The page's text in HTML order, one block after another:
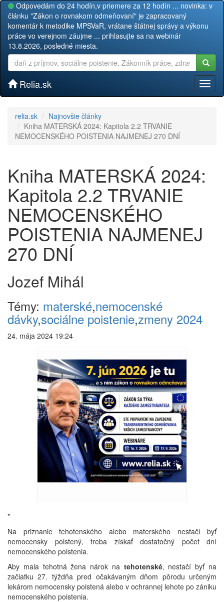
Odpovedám do 24 hodín,v priemere za 12 hodín ... novinka: v
článku "Zákon o rovnakom odmeňovaní" je zapracovaný
komentár k metodike MPSVaR, vrátane štátnej správy a výkonu
práce vo verejnom záujme ... prihlasujte sa na webinár
13.8.2026, posledné miesta.
Relia.sk
relia.sk
Najnovšie články
Kniha MATERSKÁ 2024: Kapitola 2.2 TRVANIE
NEMOCENSKÉHO POISTENIA NAJMENEJ 270 DNÍ
Kniha MATERSKÁ 2024:
Kapitola 2.2 TRVANIE
NEMOCENSKÉHO
POISTENIA NAJMENEJ
270 DNÍ
Jozef Mihál
Témy: materské,nemocenské
dávky,sociálne poistenie,zmeny 2024
24. mája 2024 19:24
*
Na priznanie tehotenského alebo materského nestačí byť
nemocensky poistený, treba získať dostatočný počet dní
nemocenského poistenia.
Aby mala tehotná žena nárok na tehotenské, nestačí byť na
začiatku 27. týždňa pred očakávaným dňom pôrodu určeným
lekárom nemocensky poistená alebo v ochrannej lehote po zániku
nemocenského poistenia.